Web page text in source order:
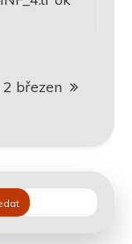
březen